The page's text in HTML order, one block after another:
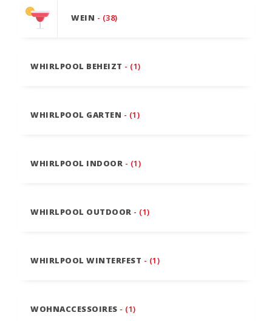
WEIN - (38)
WHIRLPOOL BEHEIZT - (1)
WHIRLPOOL GARTEN - (1)
WHIRLPOOL INDOOR - (1)
WHIRLPOOL OUTDOOR - (1)
WHIRLPOOL WINTERFEST - (1)
WOHNACCESSOIRES - (1)